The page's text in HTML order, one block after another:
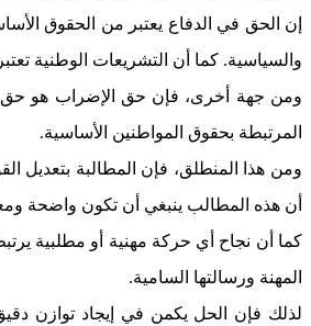
إن الحق في الدفاع يعتبر من الحقوق
والسياسية. كما أن التشريعات الوطنية
ومن جهة أخرى، فإن حق الإضراب هو حق
المرتبطة بحقوق المواطنين الأساسية.
ومن هذا المنطلق، فإن المطالبة بتعديل
أن هذه المطالب ينبغي أن تكون واضحة
كما أن نجاح أي حركة مهنية أو مطلبية
المهنة ورسالتها السامية.
لذلك فإن الحل يكمن في إيجاد توازن